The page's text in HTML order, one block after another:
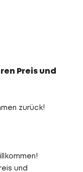
Preis und
zurück!
und